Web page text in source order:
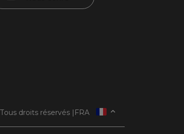
droits réservés |
ESPAÑA
ITALIE
FRA